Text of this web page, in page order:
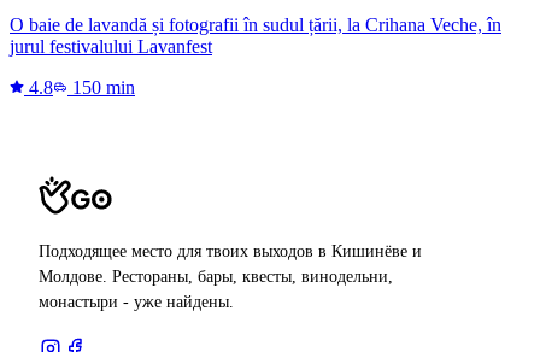
O baie de lavandă și fotografii în sudul țării, la Crihana Veche, în
jurul festivalului Lavanfest
4.8
150 min
Подходящее место для твоих выходов в Кишинёве и
Молдове. Рестораны, бары, квесты, винодельни,
монастыри - уже найдены.